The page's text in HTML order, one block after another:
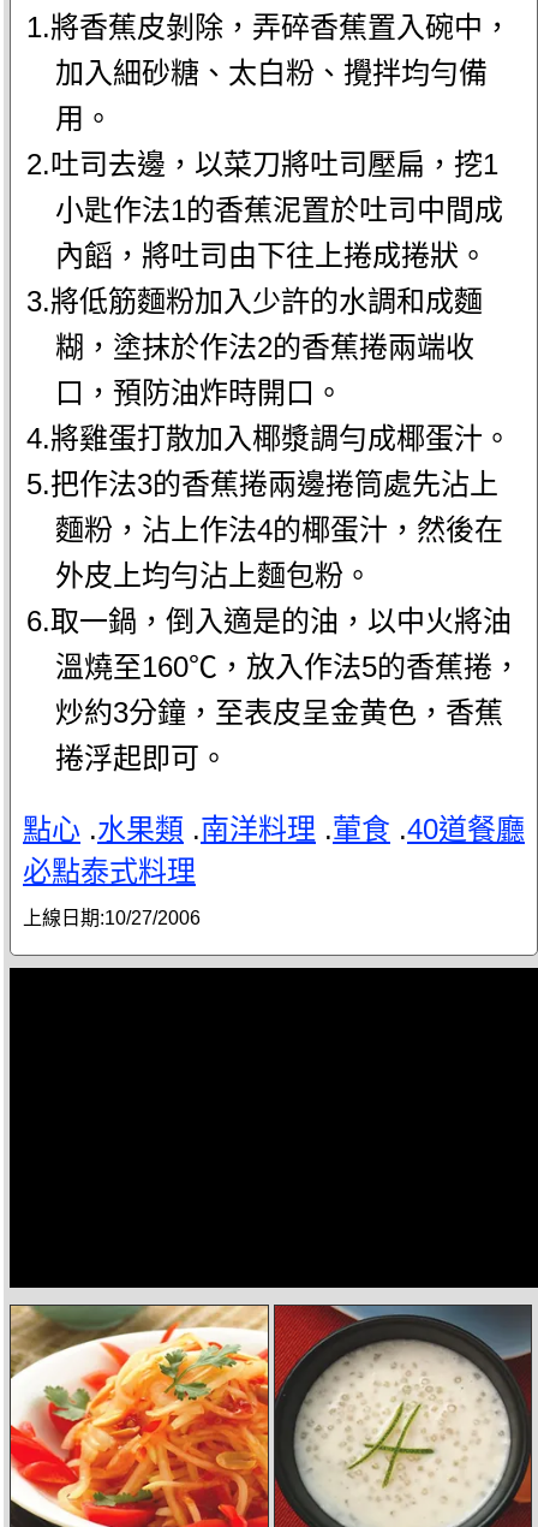
1.將香蕉皮剝除，弄碎香蕉置入碗中，
加入細砂糖、太白粉、攪拌均勻備
用。
2.吐司去邊，以菜刀將吐司壓扁，挖1
小匙作法1的香蕉泥置於吐司中間成
內饀，將吐司由下往上捲成捲狀。
3.將低筋麵粉加入少許的水調和成麵
糊，塗抹於作法2的香蕉捲兩端收
口，預防油炸時開口。
4.將雞蛋打散加入椰漿調勻成椰蛋汁。
5.把作法3的香蕉捲兩邊捲筒處先沾上
麵粉，沾上作法4的椰蛋汁，然後在
外皮上均勻沾上麵包粉。
6.取一鍋，倒入適是的油，以中火將油
溫燒至160℃，放入作法5的香蕉捲，
炒約3分鐘，至表皮呈金黄色，香蕉
捲浮起即可。
點心 .水果類 .南洋料理 .葷食 .40道餐廳
必點泰式料理
上線日期:10/27/2006